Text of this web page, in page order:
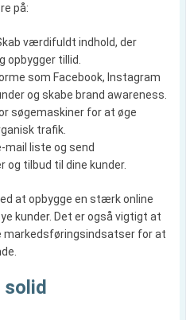
på:
værdifuldt indhold, der
opbygger tillid.
som Facebook, Instagram
og skabe brand awareness.
søgemaskiner for at øge
trafik.
mail liste og send
tilbud til dine kunder.
at opbygge en stærk online
kunder. Det er også vigtigt at
markedsføringsindsatser for at